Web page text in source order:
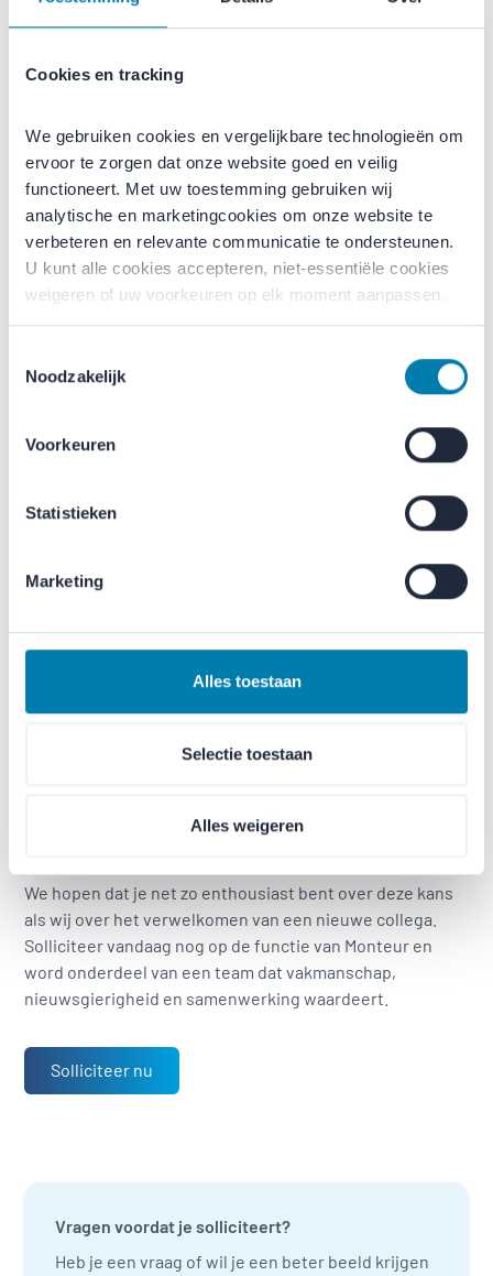
Cookies en tracking
We gebruiken cookies en vergelijkbare technologieën om
ervoor te zorgen dat onze website goed en veilig
functioneert. Met uw toestemming gebruiken wij
analytische en marketingcookies om onze website te
verbeteren en relevante communicatie te ondersteunen.
U kunt alle cookies accepteren, niet-essentiële cookies
weigeren of uw voorkeuren op elk moment aanpassen.
Noodzakelijk
Voorkeuren
Statistieken
Marketing
Alles toestaan
Selectie toestaan
Alles weigeren
voldoet aan de hoge kwaliteits- en veiligheidsnormen
waar Merford om bekendstaat.
verwachten
Bij Merford werk je in een familiebedrijf met circa 150
medewerkers, waar vakmanschap, samenwerking en
betrokkenheid centraal staan. We combineren
professionaliteit met een informele werksfeer en bieden
Je kunt rekenen op:
productielocatie
actieve coaching door je leidinggevende
25 vakantiedagen en 13 ADV-dagen bij een fulltime
Solide pensioenregeling en jaarlijkse
winstdelingsregeling
Gratis lunch in de kantine
Klinkt dit als een match?
We hopen dat je net zo enthousiast bent over deze kans
als wij over het verwelkomen van een nieuwe collega.
Solliciteer vandaag nog op de functie van Monteur en
word onderdeel van een team dat vakmanschap,
nieuwsgierigheid en samenwerking waardeert.
Solliciteer nu
Vragen voordat je solliciteert?
Heb je een vraag of wil je een beter beeld krijgen